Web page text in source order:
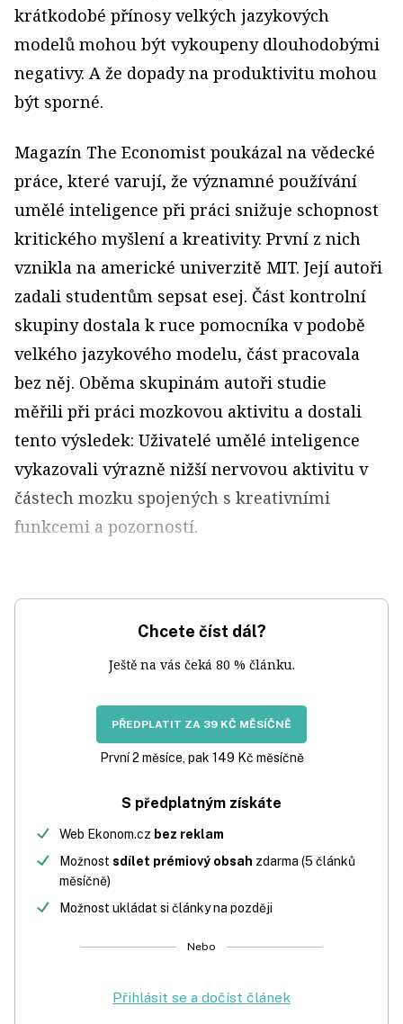
krátkodobé přínosy velkých jazykových
modelů mohou být vykoupeny dlouhodobými
negativy. A že dopady na produktivitu mohou
být sporné.
Magazín The Economist poukázal na vědecké
práce, které varují, že významné používání
umělé inteligence při práci snižuje schopnost
kritického myšlení a kreativity. První z nich
vznikla na americké univerzitě MIT. Její autoři
zadali studentům sepsat esej. Část kontrolní
skupiny dostala k ruce pomocníka v podobě
velkého jazykového modelu, část pracovala
bez něj. Oběma skupinám autoři studie
měřili při práci mozkovou aktivitu a dostali
tento výsledek: Uživatelé umělé inteligence
vykazovali výrazně nižší nervovou aktivitu v
částech mozku spojených s kreativními
funkcemi a pozorností.
Chcete číst dál?
Ještě na vás čeká 80 % článku.
PŘEDPLATIT ZA 39 KČ MĚSÍČNĚ
První 2 měsíce, pak 149 Kč měsíčně
S předplatným získáte
Web Ekonom.cz bez reklam
Možnost sdílet prémiový obsah zdarma (5 článků
měsíčně)
Možnost ukládat si články na později
Nebo
Přihlásit se a dočíst článek